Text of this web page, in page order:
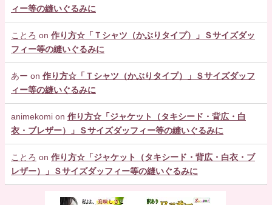
ィー等の縫いぐるみに
ことろ on 作り方☆「Ｔシャツ（かぶりタイプ）」Ｓサイズダッ
フィー等の縫いぐるみに
あー on 作り方☆「Ｔシャツ（かぶりタイプ）」Ｓサイズダッフ
ィー等の縫いぐるみに
animekomi on 作り方☆「ジャケット（タキシード・背広・白
衣・ブレザー）」Ｓサイズダッフィー等の縫いぐるみに
ことろ on 作り方☆「ジャケット（タキシード・背広・白衣・ブ
レザー）」Ｓサイズダッフィー等の縫いぐるみに